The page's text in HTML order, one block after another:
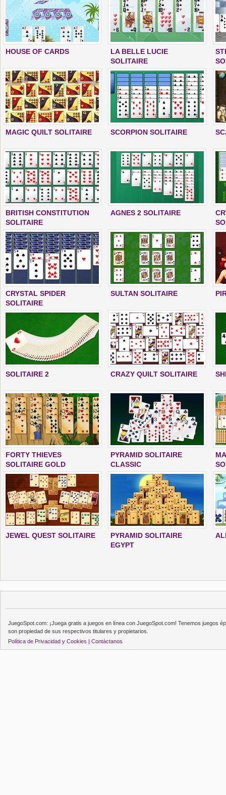
HOUSE OF CARDS
LA BELLE LUCIE
SOLITAIRE
MAGIC QUILT SOLITAIRE SCORPION SOLITAIRE
BRITISH CONSTITUTION
SOLITAIRE
AGNES 2 SOLITAIRE
CRYSTAL SPIDER
SOLITAIRE
SULTAN SOLITAIRE
SOLITAIRE 2 CRAZY QUILT SOLITAIRE
FORTY THIEVES
SOLITAIRE GOLD
PYRAMID SOLITAIRE
CLASSIC
JEWEL QUEST SOLITAIRE
PYRAMID SOLITAIRE
EGYPT
JuegoSpot.com: ¡Juega gratis a juegos en línea con JuegoSpot.com! Tenemos juegos
son propiedad de sus respectivos titulares y propietarios.
Política de Privacidad y Cookies | Contáctanos